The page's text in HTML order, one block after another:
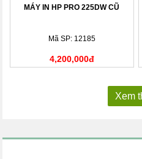
MÁY IN HP PRO 225DW CŨ
Mã SP: 12185
4,200,000đ
Xem